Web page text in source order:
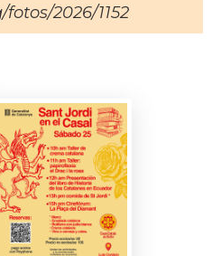
2026/1152